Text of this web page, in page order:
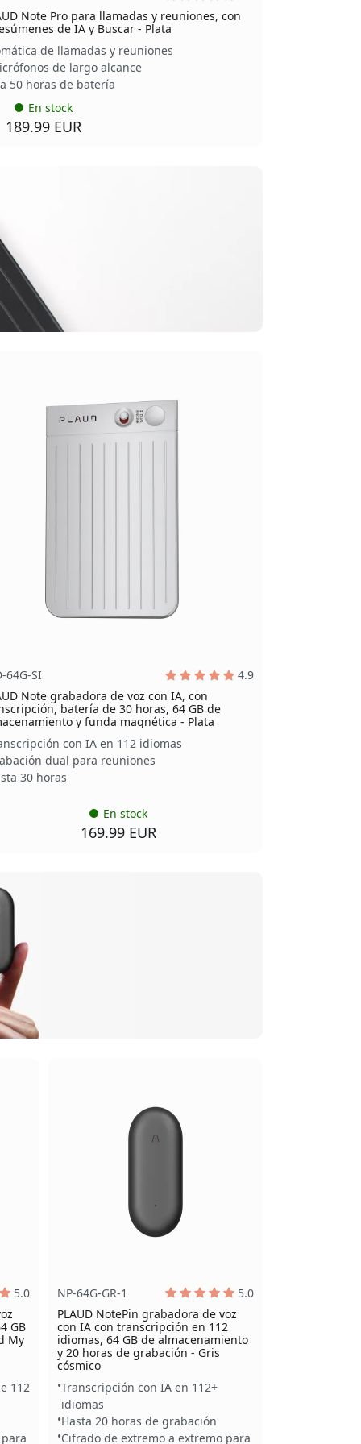
Note Pro para llamadas y reuniones, con
de IA y Buscar - Plata
de llamadas y reuniones
de largo alcance
50 horas de batería
En stock
189.99 EUR
64G-SI
4.9
Note grabadora de voz con IA, con
batería de 30 horas, 64 GB de
y funda magnética - Plata
con IA en 112 idiomas
dual para reuniones
30 horas
En stock
169.99 EUR
5.0
GB
My
112
NP-64G-GR-1
5.0
PLAUD NotePin grabadora de voz
con IA con transcripción en 112
idiomas, 64 GB de almacenamiento
y 20 horas de grabación - Gris
cósmico
Transcripción con IA en 112+
idiomas
Hasta 20 horas de grabación
Cifrado de extremo a extremo para